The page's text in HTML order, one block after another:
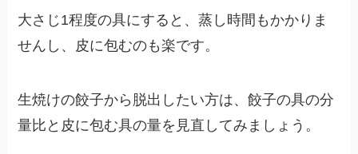
大さじ1程度の具にすると、蒸し時間もかかりま
せんし、皮に包むのも楽です。
生焼けの餃子から脱出したい方は、餃子の具の分
量比と皮に包む具の量を見直してみましょう。